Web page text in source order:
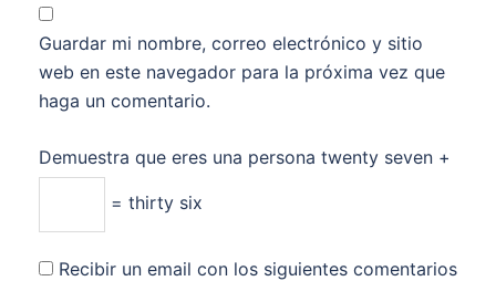
Guardar mi nombre, correo electrónico y sitio
web en este navegador para la próxima vez que
haga un comentario.
Demuestra que eres una persona twenty seven +
= thirty six
Recibir un email con los siguientes comentarios